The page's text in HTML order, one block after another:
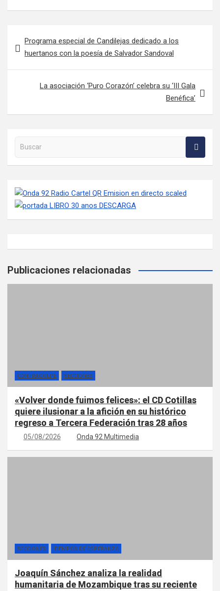
Programa especial de Candilejas dedicado a los
huertanos con la poesía de Salvador Sandoval
La asociación ‘Puro Corazón’ celebra su ‘III Gala
Benéfica’
Buscar en la web
Publicaciones relacionadas
CONTRAGOLPE SECCIONES
«Volver donde fuimos felices»: el CD Cotillas
quiere ilusionar a la afición en su histórico
regreso a Tercera Federación tras 28 años
05/08/2026 Onda 92 Multimedia
SECCIONES TIEMPOS DE ESPERANZA
Joaquín Sánchez analiza la realidad
humanitaria de Mozambique tras su reciente